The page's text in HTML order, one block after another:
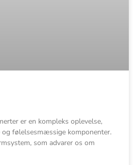
er en kompleks oplevelse,
og følelsesmæssige komponenter.
som advarer os om